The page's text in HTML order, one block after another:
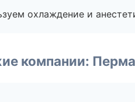
охлаждение и
компании: